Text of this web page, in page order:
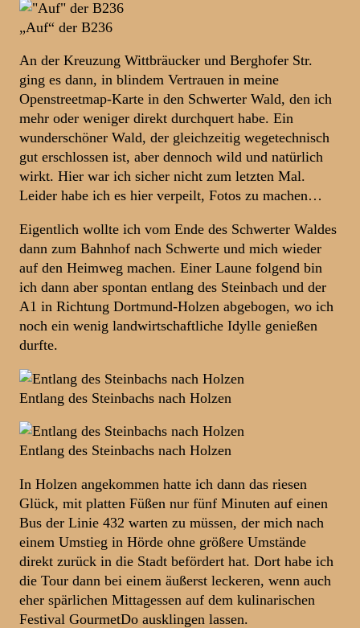
„Auf“ der B236
An der Kreuzung Wittbräucker und Berghofer Str.
ging es dann, in blindem Vertrauen in meine
Openstreetmap-Karte in den Schwerter Wald, den ich
mehr oder weniger direkt durchquert habe. Ein
wunderschöner Wald, der gleichzeitig wegetechnisch
gut erschlossen ist, aber dennoch wild und natürlich
wirkt. Hier war ich sicher nicht zum letzten Mal.
Leider habe ich es hier verpeilt, Fotos zu machen…
Eigentlich wollte ich vom Ende des Schwerter Waldes
dann zum Bahnhof nach Schwerte und mich wieder
auf den Heimweg machen. Einer Laune folgend bin
ich dann aber spontan entlang des Steinbach und der
A1 in Richtung Dortmund-Holzen abgebogen, wo ich
noch ein wenig landwirtschaftliche Idylle genießen
durfte.
Entlang des Steinbachs nach Holzen
Entlang des Steinbachs nach Holzen
In Holzen angekommen hatte ich dann das riesen
Glück, mit platten Füßen nur fünf Minuten auf einen
Bus der Linie 432 warten zu müssen, der mich nach
einem Umstieg in Hörde ohne größere Umstände
direkt zurück in die Stadt befördert hat. Dort habe ich
die Tour dann bei einem äußerst leckeren, wenn auch
eher spärlichen Mittagessen auf dem kulinarischen
Festival GourmetDo ausklingen lassen.